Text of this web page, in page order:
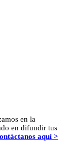
en la
en difundir tus
aquí >